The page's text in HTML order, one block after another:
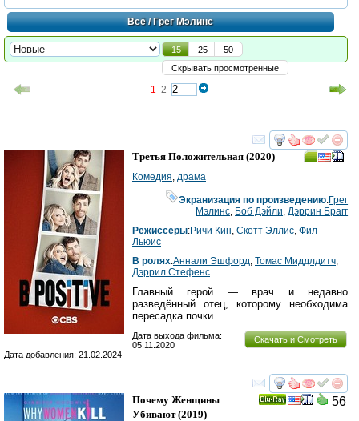
Всё/ Грег Мэлинс
15 25
50
Скрывать просмотренные
1 2
смотреть
Третья Положительная (2020)
Комедия драма
Экранизация по произведению:Грег
Мэлинс Боб Дэйли Дэррин Брагг
Режиссеры:Ричи Кин Скотт Эллис Фил
Льюис
В ролях:Аннали Эшфорд Томас Миддлдитч
Дэррил Стефенс
Главный герой — врач и недавно
разведённый отец, которому необходима
пересадка почки.
Скачать и Смотреть
Дата выхода фильма:
05.11.2020
Дата добавления: 21.02.2024
смотреть
56
Почему Женщины
Убивают(2019)